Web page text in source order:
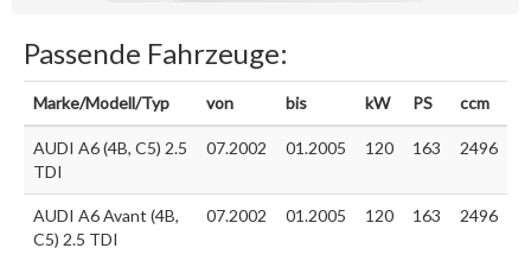
Passende Fahrzeuge:
Marke/Modell/Typ von bis kW PS ccm
AUDI A6 (4B, C5) 2.5
TDI
07.2002 01.2005 120 163 2496
AUDI A6 Avant (4B,
C5) 2.5 TDI
07.2002 01.2005 120 163 2496